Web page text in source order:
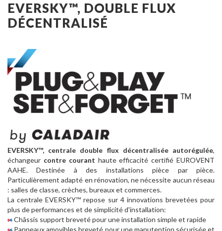
EVERSKY™, DOUBLE FLUX
DÉCENTRALISÉ
EVERSKY™, centrale double flux décentralisée autorégulée,
échangeur contre courant haute efficacité certifié EUROVENT
AAHE. Destinée à des installations pièce par pièce.
Particulièrement adapté en rénovation, ne nécessite aucun réseau
: salles de classe, crèches, bureaux et commerces.
La centrale EVERSKY™ repose sur 4 innovations brevetées pour
plus de performances et de simplicité d'installation:
Châssis support breveté pour une installation simple et rapide
Panneaux amovibles breveté pour une manutention sécurisée et